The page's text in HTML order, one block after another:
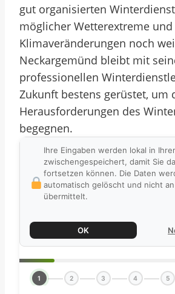
gut organisierten
möglicher Wetterextreme und
Klimaveränderungen noch
Neckargemünd bleibt mit
professionellen
Zukunft bestens gerüstet, um
Herausforderungen des
begegnen.
Ihre Eingaben werden lokal in
zwischengespeichert, damit Sie
fortsetzen können. Die Daten
automatisch gelöscht und nicht
übermittelt.
OK
1 2 3 4 5